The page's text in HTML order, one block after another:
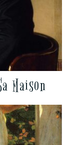
Maison